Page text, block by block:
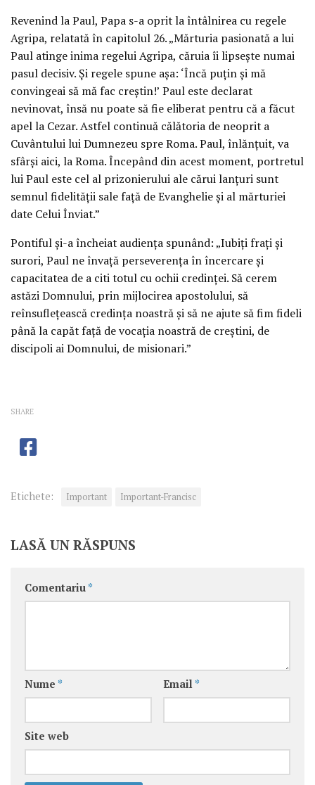
Revenind la Paul, Papa s-a oprit la întâlnirea cu regele
Agripa, relatată în capitolul 26. „Mărturia pasionată a lui
Paul atinge inima regelui Agripa, căruia îi lipsește numai
pasul decisiv. Și regele spune așa: ‘Încă puțin și mă
convingeai să mă fac creștin!’ Paul este declarat
nevinovat, însă nu poate să fie eliberat pentru că a făcut
apel la Cezar. Astfel continuă călătoria de neoprit a
Cuvântului lui Dumnezeu spre Roma. Paul, înlănțuit, va
sfârși aici, la Roma. Începând din acest moment, portretul
lui Paul este cel al prizonierului ale cărui lanțuri sunt
semnul fidelității sale față de Evanghelie și al mărturiei
date Celui Înviat.”
Pontiful și-a încheiat audiența spunând: „Iubiți frați și
surori, Paul ne învață perseverența în încercare și
capacitatea de a citi totul cu ochii credinței. Să cerem
astăzi Domnului, prin mijlocirea apostolului, să
reînsuflețească credința noastră și să ne ajute să fim fideli
până la capăt față de vocația noastră de creștini, de
discipoli ai Domnului, de misionari.”
SHARE
Etichete: Important Important-Francisc
LASĂ UN RĂSPUNS
Comentariu *
Nume * Email *
Site web